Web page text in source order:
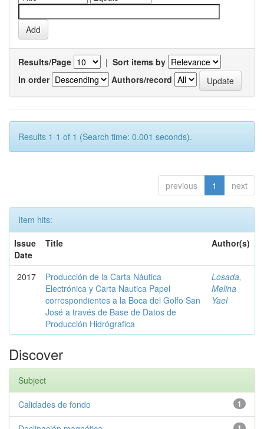
Results/Page | Sort items by
In order
Authors/record
Results 1-1 of 1 (Search time: 0.001 seconds).
previous 1 next
Item hits:
Issue
Date
Title Author(s)
2017
Producción de la Carta Náutica
Electrónica y Carta Nautica Papel
correspondientes a la Boca del Golfo San
José a través de Base de Datos de
Producción Hidrógrafica
Losada,
Melina
Yael
Discover
Subject
1
Calidades de fondo